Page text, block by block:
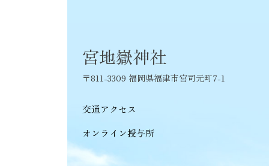
シ
ョ
ン
宮地嶽神社
〒811-3309 福岡県福津市宮司元町7-1
交通アクセス
オンライン授与所